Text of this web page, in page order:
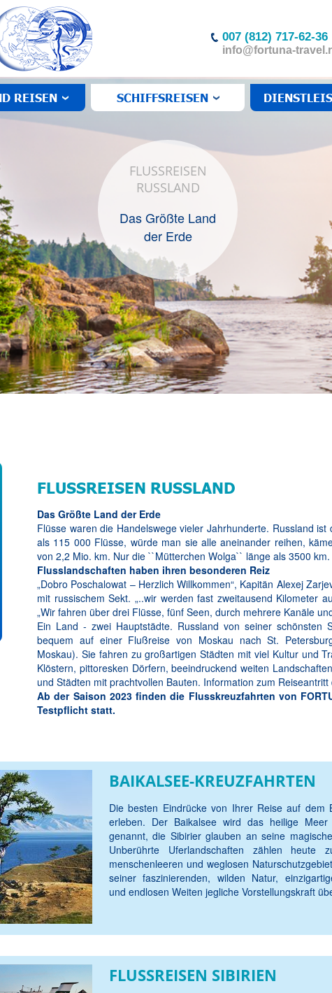
REISEN SCHIFFSREISEN
007 (812) 717-62-36
info@fortuna-
FLUSSREISEN
RUSSLAND
Das Größte Land
der Erde
FLUSSREISEN RUSSLAND
Das Größte Land der Erde
Flüsse waren die Handelswege vieler Jahrhunderte. Russland
als 115 000 Flüsse, würde man sie alle aneinander reihen,
von 2,2 Mio. km. Nur die ``Mütterchen Wolga`` länge als 3500 km.
Flusslandschaften haben ihren besonderen Reiz
„Dobro Poschalowat – Herzlich Willkommen“, Kapitän Alexej
mit russischem Sekt. „..wir werden fast zweitausend Kilometer
„Wir fahren über drei Flüsse, fünf Seen, durch mehrere Kanäle
Ein Land - zwei Hauptstädte. Russland von seiner schönsten
bequem auf einer Flußreise von Moskau nach St.
Moskau). Sie fahren zu großartigen Städten mit viel Kultur und
Klöstern, pittoresken Dörfern, beeindruckend weiten
und Städten mit prachtvollen Bauten. Information zum
Ab der Saison 2023 finden die Flusskreuzfahrten von
Testpflicht statt.
BAIKALSEE-KREUZFAHRTEN
Die besten Eindrücke von Ihrer Reise auf dem
erleben. Der Baikalsee wird das heilige Meer
genannt, die Sibirier glauben an seine
Unberührte Uferlandschaften zählen heute
menschenleeren und weglosen
seiner faszinierenden, wilden Natur,
und endlosen Weiten jegliche Vorstellungskraft
FLUSSREISEN SIBIRIEN